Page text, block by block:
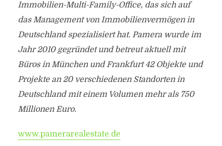
Immobilien-Multi-Family-Office, das sich auf
das Management von Immobilienvermögen in
Deutschland spezialisiert hat. Pamera wurde im
Jahr 2010 gegründet und betreut aktuell mit
Büros in München und Frankfurt 42 Objekte und
Projekte an 20 verschiedenen Standorten in
Deutschland mit einem Volumen mehr als 750
Millionen Euro.
www.pamerarealestate.de